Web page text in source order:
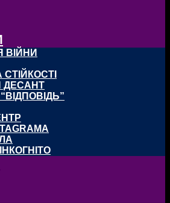
ВІЙНИ
ДЕСАНТ